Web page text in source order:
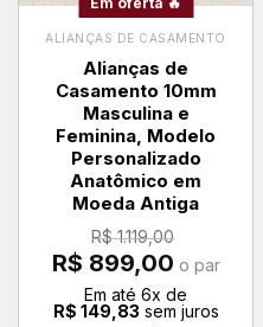
ALIANÇAS DE CASAMENTO
Alianças de
Casamento 10mm
Masculina e
Feminina, Modelo
Personalizado
Anatômico em
Moeda Antiga
R$1.119,00
O
preço
R$ 1.119,00.
R$ 899,00preço
é:
R$ 899,00.
o par
Em até 6x de
R$ 149,83 sem juros